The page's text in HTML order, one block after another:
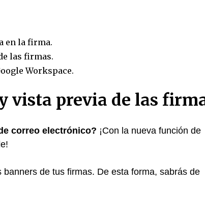
en la firma.
las firmas.
Workspace.
vista previa de las
correo electrónico? ¡Con la nueva función de
de tus firmas. De esta forma, sabrás de